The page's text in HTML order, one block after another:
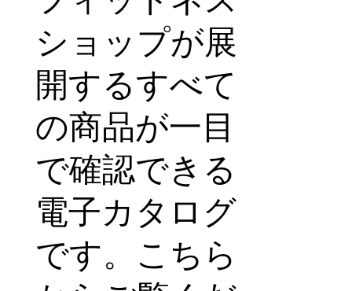
い合わせくだ
さい。
E-CATALOG
フィットネス
ショップが展
開するすべて
の商品が一目